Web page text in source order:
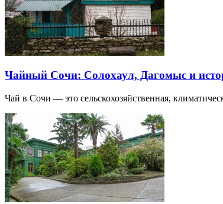
Чайный Сочи: Солохаул, Дагомыс и
Чай в Сочи — это сельскохозяйственная,